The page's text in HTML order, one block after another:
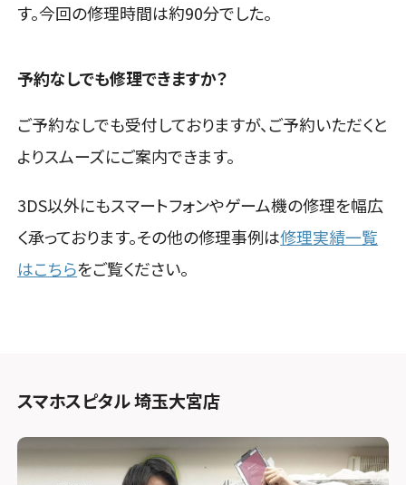
す。今回の修理時間は約90分でした。
予約なしでも修理できますか？
ご予約なしでも受付しておりますが、ご予約いただくと
よりスムーズにご案内できます。
3DS以外にもスマートフォンやゲーム機の修理を幅広
く承っております。その他の修理事例は修理実績一覧
はこちらをご覧ください。
スマホスピタル 埼玉大宮店